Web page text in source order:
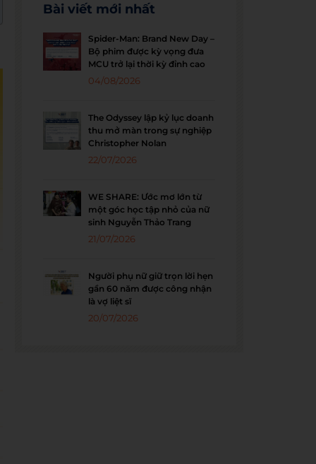
Bài viết mới nhất
Spider-Man: Brand New Day –
Bộ phim được kỳ vọng đưa
MCU trở lại thời kỳ đỉnh cao
04/08/2026
The Odyssey lập kỷ lục doanh
thu mở màn trong sự nghiệp
Christopher Nolan
22/07/2026
WE SHARE: Ước mơ lớn từ
một góc học tập nhỏ của nữ
sinh Nguyễn Thảo Trang
21/07/2026
Người phụ nữ giữ trọn lời hẹn
gần 60 năm được công nhận
là vợ liệt sĩ
20/07/2026